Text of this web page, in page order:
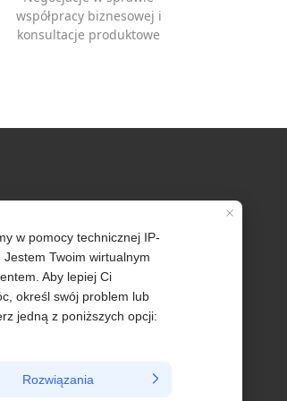
współpracy biznesowej i
konsultacje produktowe
Profil
Skontaktuj się z nami
O nas